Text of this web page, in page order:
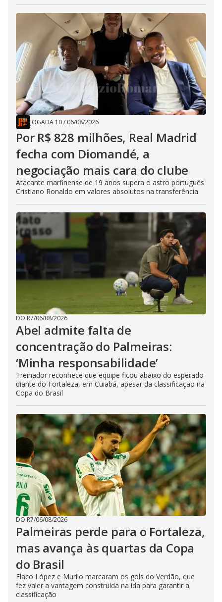
JOGADA 10/ 06/08/2026
Por R$ 828 milhões, Real Madrid
fecha com Diomandé, a
negociação mais cara do clube
Atacante marfinense de 19 anos supera o astro português
Cristiano Ronaldo em valores absolutos na transferência
DO R7/06/08/2026
Abel admite falta de
concentração do Palmeiras:
‘Minha responsabilidade’
Treinador reconhece que equipe ficou abaixo do esperado
diante do Fortaleza, em Cuiabá, apesar da classificação na
Copa do Brasil
DO R7/06/08/2026
Palmeiras perde para o Fortaleza,
mas avança às quartas da Copa
do Brasil
Flaco López e Murilo marcaram os gols do Verdão, que
fez valer a vantagem construída na ida para garantir a
classificação